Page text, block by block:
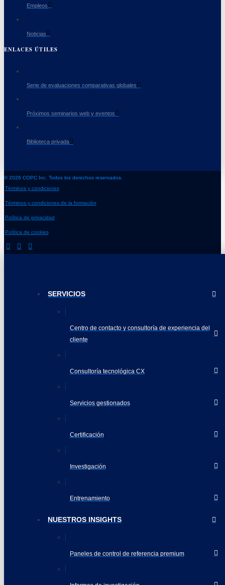
Empleos
Noticias
ENLACES ÚTILES
Serie de evaluaciones comparativas globales
Próximos seminarios web y eventos
Biblioteca privada
© 2026 COPC Inc. Todos los derechos reservados.
Términos y condiciones
Términos y condiciones de la formación
Política de privacidad
Política de cookies
SERVICIOS
Centro de contacto y consultoría de experiencia del
cliente
Consultoría tecnológica CX
Servicios gestionados
Certificación
Investigación
Entrenamiento
NUESTROS INSIGHTS
Paneles de control de referencia premium